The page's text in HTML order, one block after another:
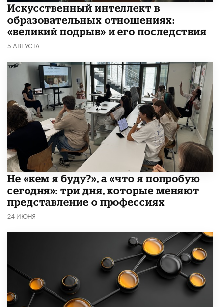
​Искусственный интеллект в
образовательных отношениях:
«великий подрыв» и его последствия
5 АВГУСТА
Не «кем я буду?», а «что я попробую
сегодня»: три дня, которые меняют
представление о профессиях
24 ИЮНЯ